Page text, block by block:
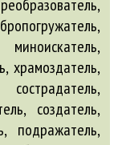
храмоздатель,
создатель,
подражатель,